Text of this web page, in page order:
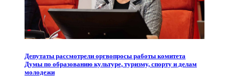
Депутаты рассмотрели оргвопросы работы комитета
Думы по образованию культуре, туризму, спорту и делам
молодежи